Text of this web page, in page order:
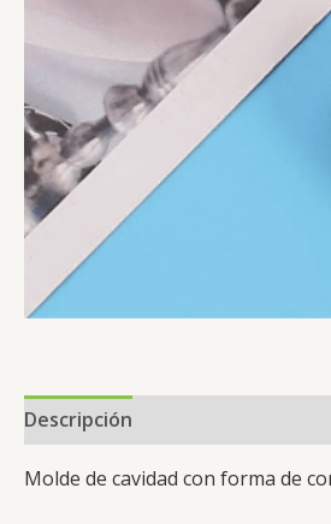
Descripción
Molde de cavidad con forma de